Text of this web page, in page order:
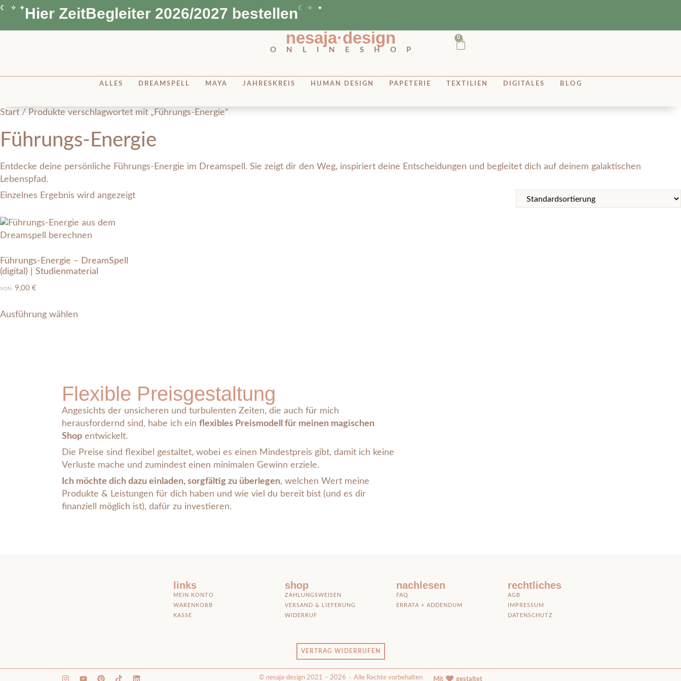
☾ ✧ ✦ Hier ZeitBegleiter 2026/2027 bestellen☾ ✧ ✦
nesaja·design
ONLINESHOP
0
ALLES DREAMSPELL MAYA JAHRESKREIS HUMAN DESIGN PAPETERIE TEXTILIEN DIGITALES BLOG
Start / Produkte verschlagwortet mit „Führungs-Energie“
Führungs-Energie
Entdecke deine persönliche Führungs-Energie im Dreamspell. Sie zeigt dir den Weg, inspiriert deine Entscheidungen und begleitet dich auf deinem galaktischen
Lebenspfad.
Einzelnes Ergebnis wird angezeigt
Führungs-Energie – DreamSpell
(digital) | Studienmaterial
VON: 9,00 €
Ausführung wählen
Flexible Preisgestaltung
Angesichts der unsicheren und turbulenten Zeiten, die auch für mich
herausfordernd sind, habe ich ein flexibles Preismodell für meinen magischen
Shop entwickelt.
Die Preise sind flexibel gestaltet, wobei es einen Mindestpreis gibt, damit ich keine
Verluste mache und zumindest einen minimalen Gewinn erziele.
Ich möchte dich dazu einladen, sorgfältig zu überlegen, welchen Wert meine
Produkte & Leistungen für dich haben und wie viel du bereit bist (und es dir
finanziell möglich ist), dafür zu investieren.
links
MEIN KONTO
WARENKORB
KASSE
shop
ZAHLUNGSWEISEN
VERSAND & LIEFERUNG
WIDERRUF
nachlesen
FAQ
ERRATA + ADDENDUM
rechtliches
AGB
IMPRESSUM
DATENSCHUTZ
VERTRAG WIDERRUFEN
© nesaja-design 2021 – 2026 · Alle Rechte vorbehalten Mit gestaltet